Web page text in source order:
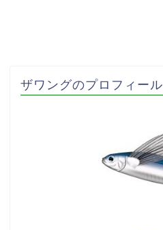
ザワングのプロフィール